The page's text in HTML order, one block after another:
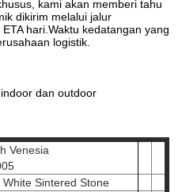
kami akan memberi tahu
dikirim melalui jalur
hari.Waktu kedatangan yang
logistik.
dan outdoor
Venesia
Sintered Stone